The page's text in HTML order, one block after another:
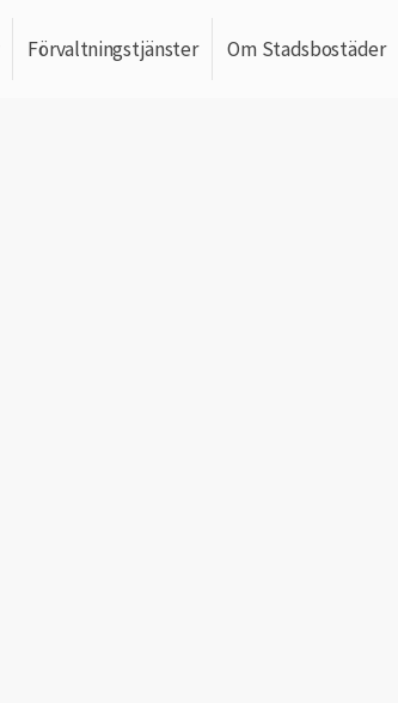
Förvaltningstjänster Om Stadsbostäder